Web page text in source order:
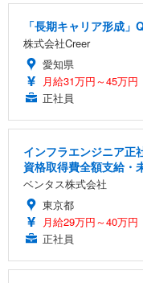
「長期キャリア形成
株式会社Creer
愛知県
月給31万円～45万円
正社員
インフラエンジニア正
資格取得費全額支給・
ベンタス株式会社
東京都
月給29万円～40万円
正社員